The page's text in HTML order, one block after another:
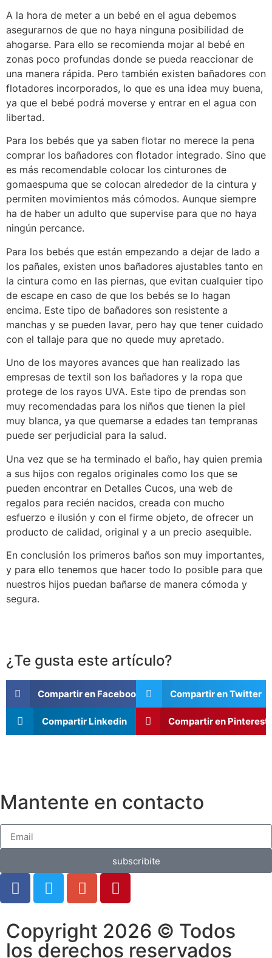
A la hora de meter a un bebé en el agua debemos
asegurarnos de que no haya ninguna posibilidad de
ahogarse. Para ello se recomienda mojar al bebé en
zonas poco profundas donde se pueda reaccionar de
una manera rápida. Pero también existen bañadores con
flotadores incorporados, lo que es una idea muy buena,
ya que el bebé podrá moverse y entrar en el agua con
libertad.
Para los bebés que ya saben flotar no merece la pena
comprar los bañadores con flotador integrado. Sino que
es más recomendable colocar los cinturones de
gomaespuma que se colocan alrededor de la cintura y
permiten movimientos más cómodos. Aunque siempre
ha de haber un adulto que supervise para que no haya
ningún percance.
Para los bebés que están empezando a dejar de lado a
los pañales, existen unos bañadores ajustables tanto en
la cintura como en las piernas, que evitan cualquier tipo
de escape en caso de que los bebés se lo hagan
encima. Este tipo de bañadores son resistente a
manchas y se pueden lavar, pero hay que tener cuidado
con el tallaje para que no quede muy apretado.
Uno de los mayores avances que han realizado las
empresas de textil son los bañadores y la ropa que
protege de los rayos UVA. Este tipo de prendas son
muy recomendadas para los niños que tienen la piel
muy blanca, ya que quemarse a edades tan tempranas
puede ser perjudicial para la salud.
Una vez que se ha terminado el baño, hay quien premia
a sus hijos con regalos originales como los que se
pueden encontrar en Detalles Cucos, una web de
regalos para recién nacidos, creada con mucho
esfuerzo e ilusión y con el firme objeto, de ofrecer un
producto de calidad, original y a un precio asequible.
En conclusión los primeros baños son muy importantes,
y para ello tenemos que hacer todo lo posible para que
nuestros hijos puedan bañarse de manera cómoda y
segura.
¿Te gusta este artículo?
Compartir en Facebook Compartir en Twitter
Compartir Linkedin Compartir en Pinterest
Mantente en contacto
subscribite
Copyright 2026 © Todos
los derechos reservados